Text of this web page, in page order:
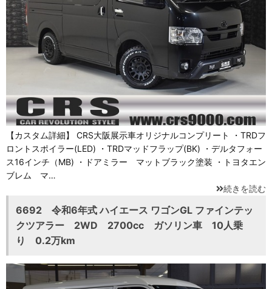
【カスタム詳細】 CRS大阪展示車オリジナルコンプリート ・TRDフ
ロントスポイラー(LED) ・TRDマッドフラップ(BK) ・デルタフォー
ス16インチ（MB) ・ドアミラー マットブラック塗装 ・トヨタエン
ブレム マ…
続きを読む
6692 令和6年式 ハイエース ワゴンGL ファインテッ
クツアラー 2WD 2700cc ガソリン車 10人乗
り 0.2万km